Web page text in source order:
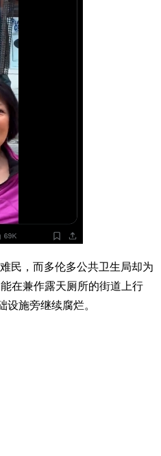
民，而多伦多公共卫生局却为
在兼作露天厕所的街道上行
施旁继续腐烂。